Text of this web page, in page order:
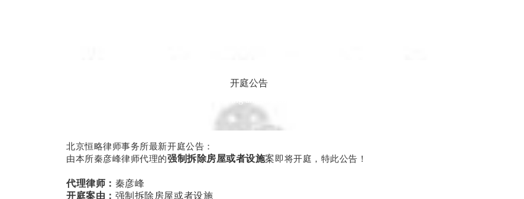
开庭公告
北京恒略律师事务所最新开庭公告：
由本所秦彦峰律师代理的强制拆除房屋或者设施案即将开庭，特此公告！
代理律师： 秦彦峰
开庭案由： 强制拆除房屋或者设施